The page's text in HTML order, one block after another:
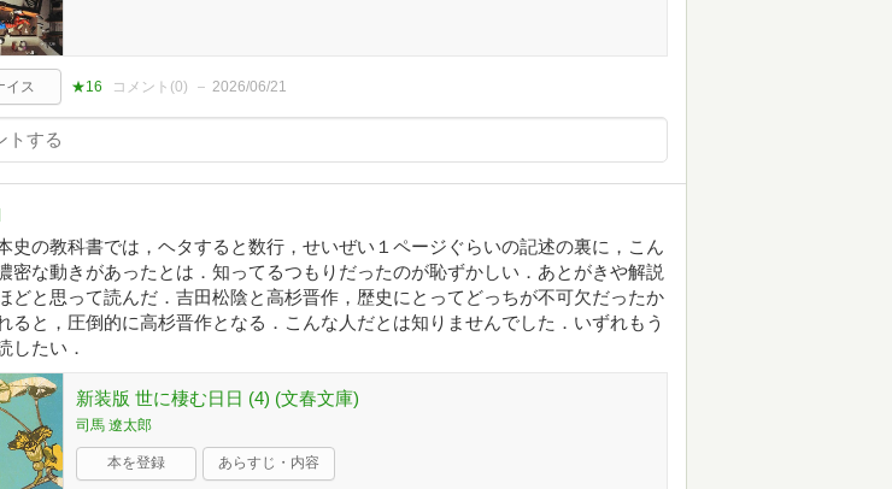
イス ★16 コメント(0) 2026/06/21
史の教科書では，ヘタすると数行，せいぜい１ページぐらいの記述の裏に，こん
密な動きがあったとは．知ってるつもりだったのが恥ずかしい．あとがきや解説
どと思って読んだ．吉田松陰と高杉晋作，歴史にとってどっちが不可欠だったか
ると，圧倒的に高杉晋作となる．こんな人だとは知りませんでした．いずれもう
したい．
新装版 世に棲む日日 (4) (文春文庫)
司馬 遼太郎
本を登録 あらすじ・内容